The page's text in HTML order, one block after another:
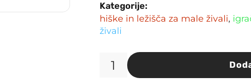
Kategorije:
hiške in ležišča za male živali,
živali